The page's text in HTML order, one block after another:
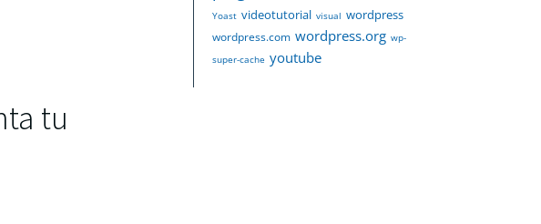
tu
Yoast videotutorial visual wordpress
wordpress.com wordpress.org wp-
super-cache youtube